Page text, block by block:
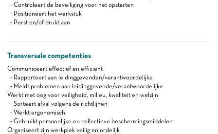
- Controleert de beveiliging voor het opstarten
- Positioneert het werkstuk
- Perst en/of drukt aan
Transversale competenties
Communiceert effectief en efficiënt
- Rapporteert aan leidinggevenden/verantwoordelijke
- Meldt problemen aan leidinggevende/verantwoordelijke
Werkt met oog voor veiligheid, milieu, kwaliteit en welzijn
- Sorteert afval volgens de richtlijnen
- Werkt ergonomisch
- Gebruikt persoonlijke en collectieve beschermingsmiddelen
Organiseert zijn werkplek veilig en ordelijk